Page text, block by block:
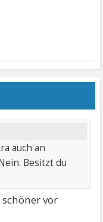
auch an
Besitzt du
vor